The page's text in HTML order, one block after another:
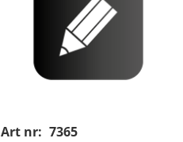
Art nr: 7365